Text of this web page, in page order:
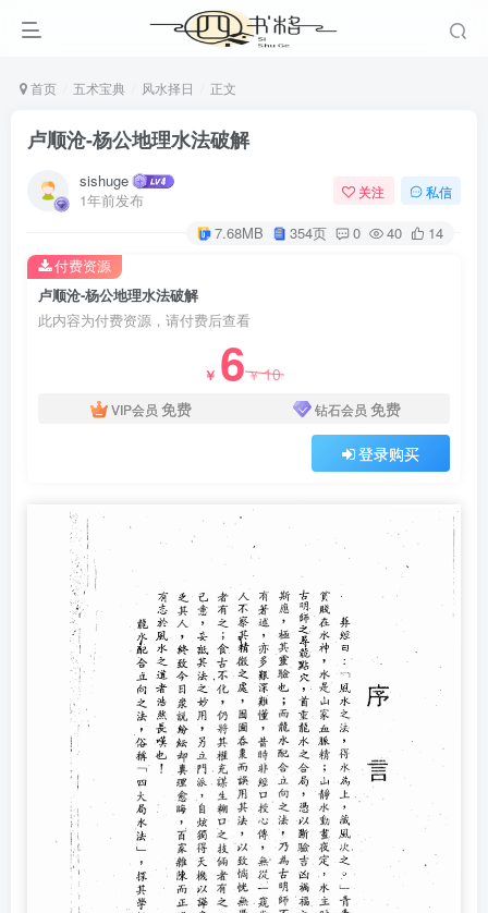
首页 五术宝典 风水择日 正文
卢顺沧-杨公地理水法破解
sishuge
1年前发布
关注 私信
7.68MB 354页 0 40 14
卢顺沧-杨公地理水法破解
此内容为付费资源，请付费后查看
￥ 6￥10
VIP会员 免费 钻石会员 免费
登录购买
付费资源